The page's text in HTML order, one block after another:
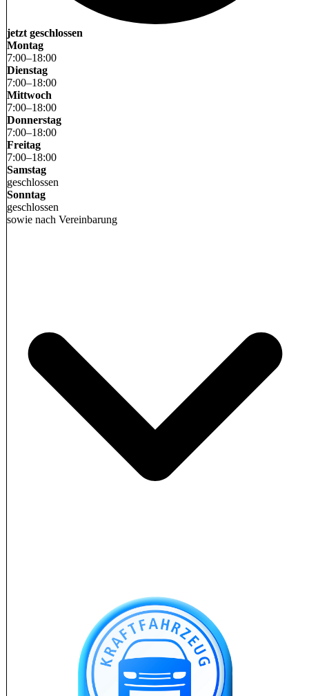
jetzt geschlossen
Montag
7:00–18:00
Dienstag
7:00–18:00
Mittwoch
7:00–18:00
Donnerstag
7:00–18:00
Freitag
7:00–18:00
Samstag
geschlossen
Sonntag
geschlossen
sowie nach Vereinbarung